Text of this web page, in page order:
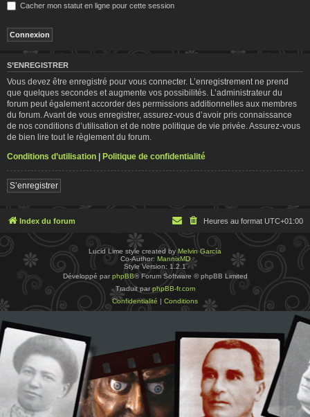
Cacher mon statut en ligne pour cette session
S’ENREGISTRER
Vous devez être enregistré pour vous connecter. L’enregistrement ne prend
que quelques secondes et augmente vos possibilités. L’administrateur du
forum peut également accorder des permissions additionnelles aux membres
du forum. Avant de vous enregistrer, assurez-vous d’avoir pris connaissance
de nos conditions d’utilisation et de notre politique de vie privée. Assurez-vous
de bien lire tout le règlement du forum.
Conditions d’utilisation | Politique de confidentialité
S’enregistrer
Index du forum Heures au format UTC+01:00
Lucid Lime style created byMelvin García
Co-Author: MannixMD
Style Version: 1.2.1
Développé par phpBB® Forum Software © phpBB Limited
Traduit parphpBB-fr.com
Confidentialité | Conditions